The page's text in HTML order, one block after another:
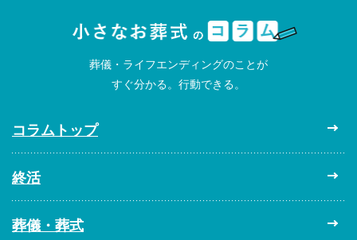
葬儀・ライフエンディングのことが
すぐ分かる。行動できる。
コラムトップ
終活
葬儀・葬式